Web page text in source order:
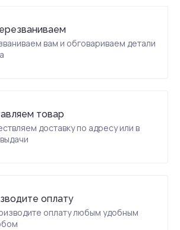
вам и обговариваем детали
товар
доставку по адресу или в
оплату
оплату любым удобным